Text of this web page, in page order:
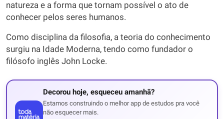
natureza e a forma que tornam possível o ato de
conhecer pelos seres humanos.
Como disciplina da filosofia, a teoria do conhecimento
surgiu na Idade Moderna, tendo como fundador o
filósofo inglês John Locke.
Decorou hoje, esqueceu amanhã?
Estamos construindo o melhor app de estudos pra você
não esquecer mais.